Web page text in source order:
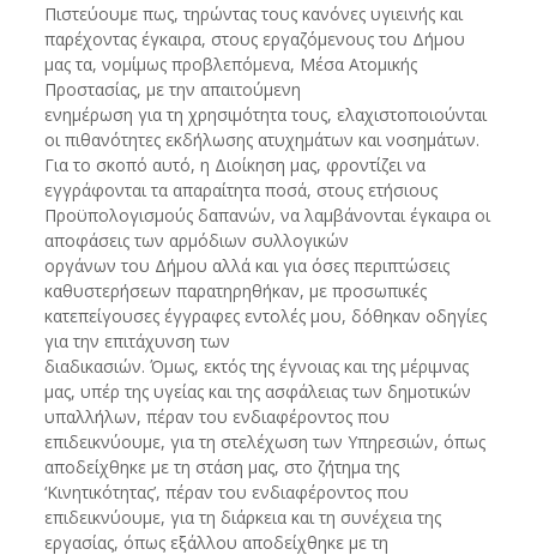
Πιστεύουμε πως, τηρώντας τους κανόνες υγιεινής και
παρέχοντας έγκαιρα, στους εργαζόμενους του Δήμου
μας τα, νομίμως προβλεπόμενα, Μέσα Ατομικής
Προστασίας, με την απαιτούμενη
ενημέρωση για τη χρησιμότητα τους, ελαχιστοποιούνται
οι πιθανότητες εκδήλωσης ατυχημάτων και νοσημάτων.
Για το σκοπό αυτό, η Διοίκηση μας, φροντίζει να
εγγράφονται τα απαραίτητα ποσά, στους ετήσιους
Προϋπολογισμούς δαπανών, να λαμβάνονται έγκαιρα οι
αποφάσεις των αρμόδιων συλλογικών
οργάνων του Δήμου αλλά και για όσες περιπτώσεις
καθυστερήσεων παρατηρηθήκαν, με προσωπικές
κατεπείγουσες έγγραφες εντολές μου, δόθηκαν οδηγίες
για την επιτάχυνση των
διαδικασιών. Όμως, εκτός της έγνοιας και της μέριμνας
μας, υπέρ της υγείας και της ασφάλειας των δημοτικών
υπαλλήλων, πέραν του ενδιαφέροντος που
επιδεικνύουμε, για τη στελέχωση των Υπηρεσιών, όπως
αποδείχθηκε με τη στάση μας, στο ζήτημα της
‘Κινητικότητας’, πέραν του ενδιαφέροντος που
επιδεικνύουμε, για τη διάρκεια και τη συνέχεια της
εργασίας, όπως εξάλλου αποδείχθηκε με τη